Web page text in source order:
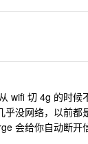
wifi 切 4g 的时候
没网络，以前
会给你自动断开